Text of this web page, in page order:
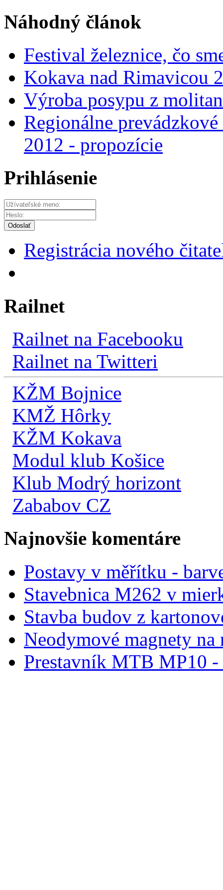
Náhodný článok
Festival železnice, čo
Kokava nad Rimavicou
Výroba posypu z
Regionálne
2012 - propozície
Prihlásenie
Odoslať
Registrácia nového
Railnet
Railnet na Facebooku
Railnet na Twitteri
KŽM Bojnice
KMŽ Hôrky
KŽM Kokava
Modul klub Košice
Klub Modrý horizont
Zababov CZ
Najnovšie komentáre
Postavy v měřítku -
Stavebnica M262 v
Stavba budov z
Neodymové magnety na
Prestavník MTB MP10